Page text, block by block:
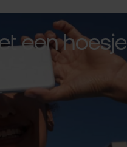
een hoesje